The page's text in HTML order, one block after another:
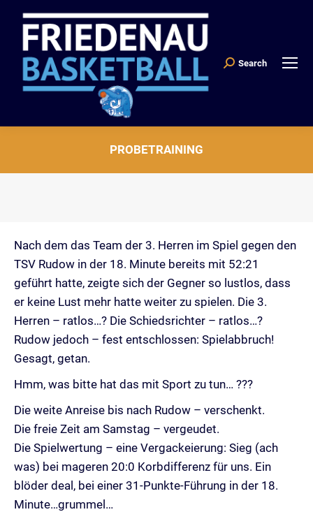
Search:
Search
PROBETRAINING
Nach dem das Team der 3. Herren im Spiel gegen den
TSV Rudow in der 18. Minute bereits mit 52:21
geführt hatte, zeigte sich der Gegner so lustlos, dass
er keine Lust mehr hatte weiter zu spielen. Die 3.
Herren – ratlos…? Die Schiedsrichter – ratlos…?
Rudow jedoch – fest entschlossen: Spielabbruch!
Gesagt, getan.
Hmm, was bitte hat das mit Sport zu tun… ???
Die weite Anreise bis nach Rudow – verschenkt.
Die freie Zeit am Samstag – vergeudet.
Die Spielwertung – eine Vergackeierung: Sieg (ach
was) bei mageren 20:0 Korbdifferenz für uns. Ein
blöder deal, bei einer 31-Punkte-Führung in der 18.
Minute…grummel…